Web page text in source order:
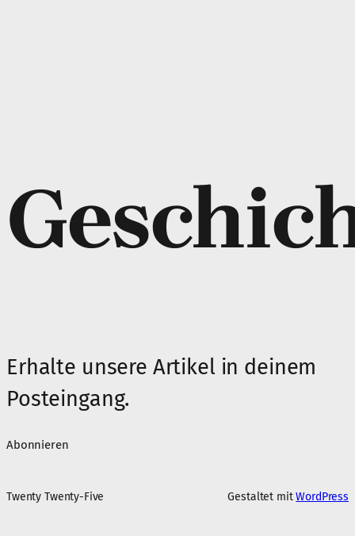
Erhalte unsere Artikel in deinem
Posteingang.
Abonnieren
Twenty Twenty-Five Gestaltet mitWordPress